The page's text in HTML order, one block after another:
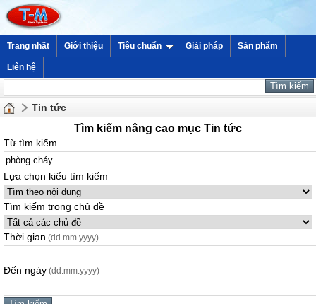
Trang nhất Giới thiệu Tiêu chuẩn Giải pháp Sản phẩm
Liên hệ
Tin tức
Tìm kiếm nâng cao mục Tin tức
Từ tìm kiếm
Lựa chọn kiểu tìm kiếm
Tìm kiếm trong chủ đề
Thời gian (dd.mm.yyyy)
Đến ngày (dd.mm.yyyy)